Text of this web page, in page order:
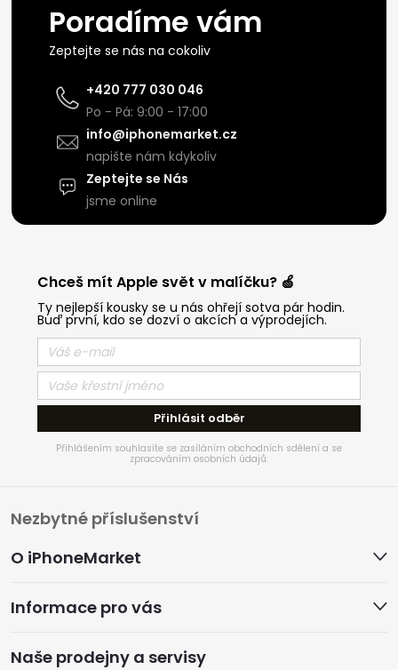
Poradíme vám
Zeptejte se nás na cokoliv
+420 777 030 046
Po - Pá: 9:00 - 17:00
info@iphonemarket.cz
napište nám kdykoliv
Zeptejte se Nás
jsme online
Chceš mít Apple svět v malíčku? 🍏
Ty nejlepší kousky se u nás ohřejí sotva pár hodin.
Buď první, kdo se dozví o akcích a výprodejích.
Přihlásit odběr
Přihlášením souhlasíte se zasíláním obchodních sdělení a se
zpracováním osobních údajů.
Z
á
p
a
O iPhoneMarket
Informace pro vás
Naše prodejny a servisy
Nezbytné příslušenství